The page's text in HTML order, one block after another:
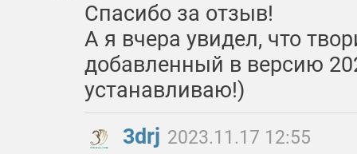
Спасибо за отзыв!
А я вчера увидел, что
добавленный в версию
устанавливаю!)
3drj 2023.11.17 12:55